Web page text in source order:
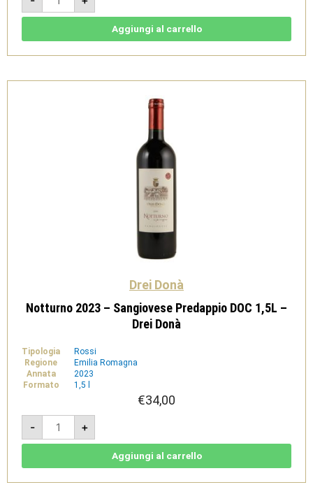
-
Forlì
Donà
Aggiungi al carrello
Drei Donà
Notturno 2023 – Sangiovese Predappio DOC 1,5L –
Drei Donà
Tipologia
Rossi
Regione
Emilia Romagna
Annata
2023
Formato
1,5 l
€34,00
-
Notturno
2023
-
Sangiovese
-
+
Aggiungi al carrello